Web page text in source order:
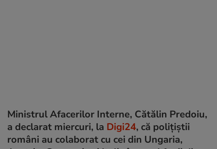
Ministrul Afacerilor Interne, Cătălin Predoiu,
a declarat miercuri, la Digi24, că polițiștii
români au colaborat cu cei din Ungaria,